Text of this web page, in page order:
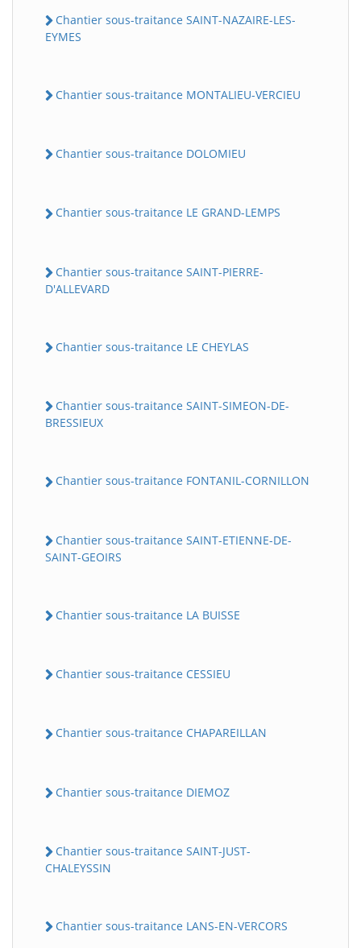
Chantier sous-traitance SAINT-NAZAIRE-LES-
EYMES
Chantier sous-traitance MONTALIEU-VERCIEU
Chantier sous-traitance DOLOMIEU
Chantier sous-traitance LE GRAND-LEMPS
Chantier sous-traitance SAINT-PIERRE-
D'ALLEVARD
Chantier sous-traitance LE CHEYLAS
Chantier sous-traitance SAINT-SIMEON-DE-
BRESSIEUX
Chantier sous-traitance FONTANIL-CORNILLON
Chantier sous-traitance SAINT-ETIENNE-DE-
SAINT-GEOIRS
Chantier sous-traitance LA BUISSE
Chantier sous-traitance CESSIEU
Chantier sous-traitance CHAPAREILLAN
Chantier sous-traitance DIEMOZ
Chantier sous-traitance SAINT-JUST-
CHALEYSSIN
Chantier sous-traitance LANS-EN-VERCORS